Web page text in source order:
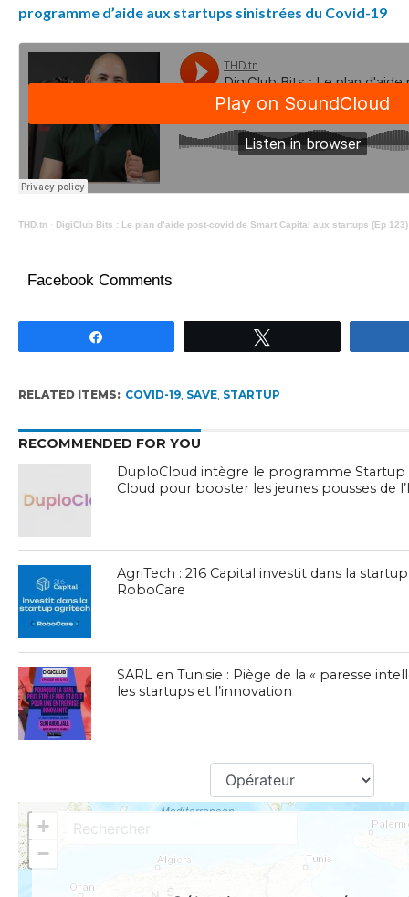
programme d’aide aux startups sinistrées du Covid-19
THD.tn· DigiClub Bits : Le plan d’aide post-covid de Smart Capital aux startups (Ep 123)
Facebook Comments
RELATED ITEMS: COVID-19, SAVE, STARTUP
RECOMMENDED FOR YOU
DuploCloud intègre le programme Startup
Cloud pour booster les jeunes pousses de
AgriTech : 216 Capital investit dans la
RoboCare
SARL en Tunisie : Piège de la « paresse
les startups et l’innovation